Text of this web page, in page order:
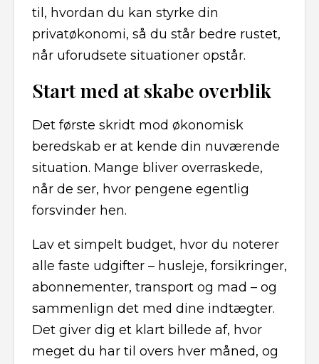
til, hvordan du kan styrke din
privatøkonomi, så du står bedre rustet,
når uforudsete situationer opstår.
Start med at skabe overblik
Det første skridt mod økonomisk
beredskab er at kende din nuværende
situation. Mange bliver overraskede,
når de ser, hvor pengene egentlig
forsvinder hen.
Lav et simpelt budget, hvor du noterer
alle faste udgifter – husleje, forsikringer,
abonnementer, transport og mad – og
sammenlign det med dine indtægter.
Det giver dig et klart billede af, hvor
meget du har til overs hver måned, og